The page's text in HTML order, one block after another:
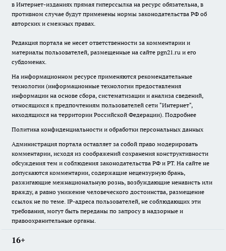
в Интернет-изданиях прямая гиперссылка на ресурс обязательна, в
противном случае будут применены нормы законодательства РФ об
авторских и смежных правах.
Редакция портала не несет ответственности за комментарии и
материалы пользователей, размещенные на сайте pgn21.ru и его
субдоменах.
На информационном ресурсе применяются рекомендательные
технологии (информационные технологии предоставления
информации на основе сбора, систематизации и анализа сведений,
относящихся к предпочтениям пользователей сети "Интернет",
находящихся на территории Российской Федерации). Подробнее
Политика конфиденциальности и обработки персональных данных
Администрация портала оставляет за собой право модерировать
комментарии, исходя из соображений сохранения конструктивности
обсуждения тем и соблюдения законодательства РФ и РТ. На сайте не
допускаются комментарии, содержащие нецензурную брань,
разжигающие межнациональную рознь, возбуждающие ненависть или
вражду, а равно унижение человеческого достоинства, размещение
ссылок не по теме. IP-адреса пользователей, не соблюдающих эти
требования, могут быть переданы по запросу в надзорные и
правоохранительные органы.
16+